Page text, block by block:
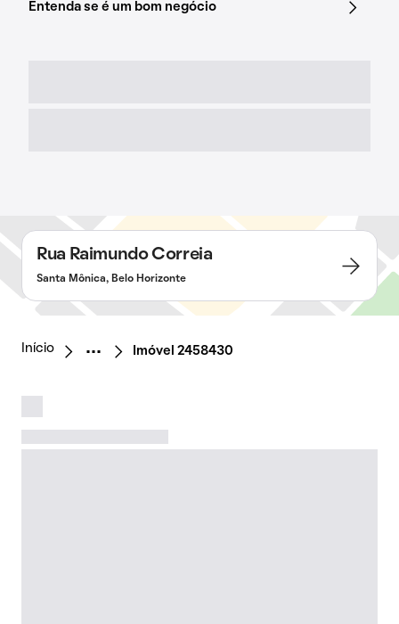
Entenda se é um bom negócio
Rua Raimundo Correia
Santa Mônica, Belo Horizonte
Início Imóvel 2458430